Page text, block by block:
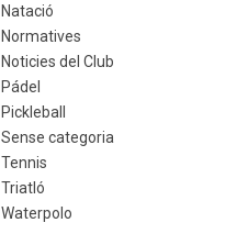
Natació
Normatives
Noticies del Club
Pádel
Pickleball
Sense categoria
Tennis
Triatló
Waterpolo